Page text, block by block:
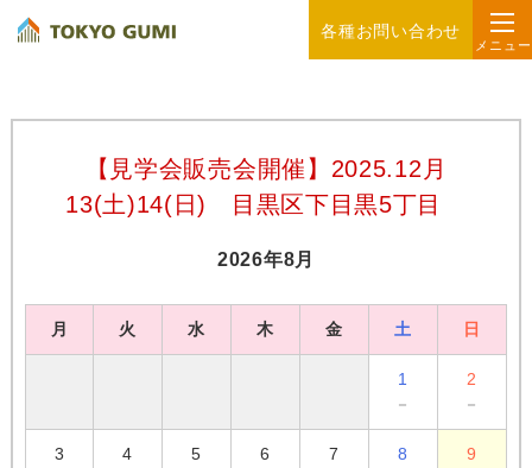
各種お問い合わせ
メニュー
【見学会販売会開催】2025.12月
13(土)14(日) 目黒区下目黒5丁目
2026年8月
月 火 水 木 金 土 日
1
－
2
－
3
4
5
6
7
8
9